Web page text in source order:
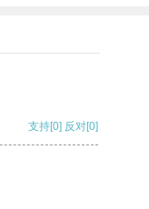
支持[0] 反对[0]